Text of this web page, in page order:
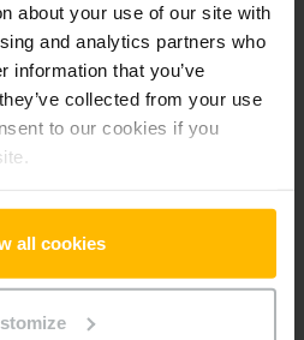
about your use of our site with
and analytics partners who
information that you’ve
collected from your use
to our cookies if you
all cookies
en omfattende oversigt over
specifikationer og udstyr.
Ja, 24 V / 15 A
2024